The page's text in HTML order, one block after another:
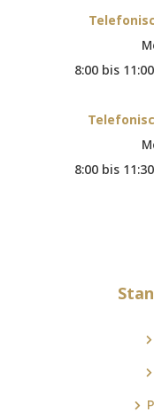
8:00 bis
8:00 bis